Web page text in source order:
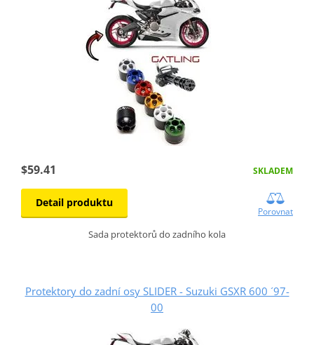
$59.41 SKLADEM
Detail produktu
Porovnat
Sada protektorů do zadního kola
Protektory do zadní osy SLIDER - Suzuki GSXR 600 ´97-
00